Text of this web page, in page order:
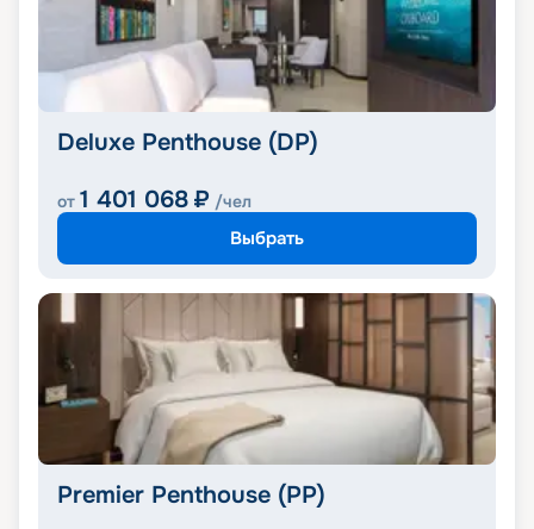
Deluxe Penthouse (DP)
от 1 401 068 ₽ /чел
Выбрать
Premier Penthouse (PP)